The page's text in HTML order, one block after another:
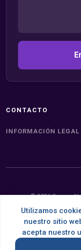
CONTACTO
INFORMACIÓN LEGAL
© 2026 Somos
Utilizamos
nuestro sitio
acepta nuestro